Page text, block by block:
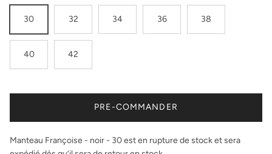
30 32 34 36 38
40 42
PRE-COMMANDER
Manteau Françoise - noir - 30est en rupture de stock et sera